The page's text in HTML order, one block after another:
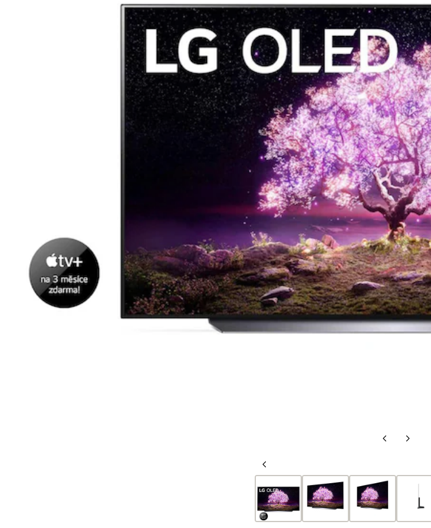
Předchozí
Další
Předchozí